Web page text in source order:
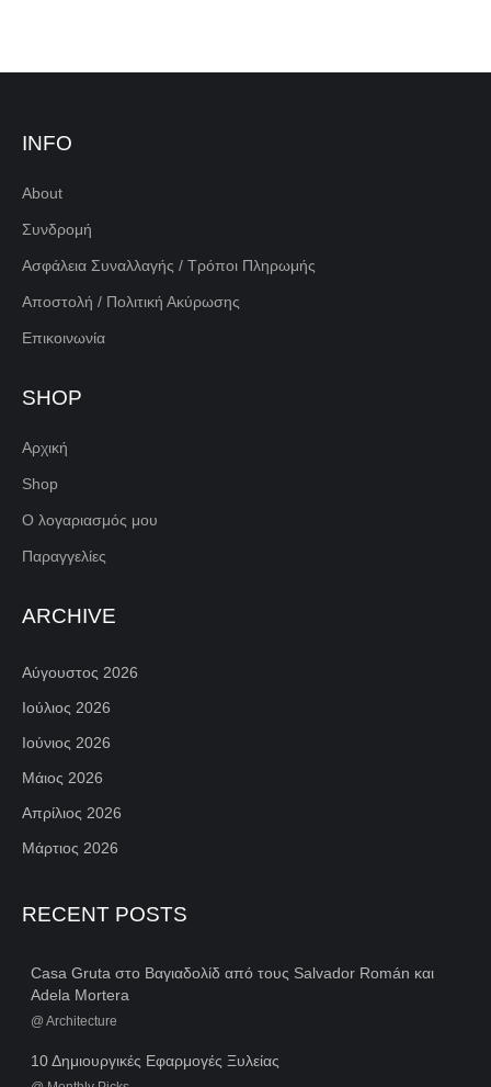
INFO
About
Συνδρομή
Ασφάλεια Συναλλαγής / Τρόποι Πληρωμής
Αποστολή / Πολιτική Ακύρωσης
Επικοινωνία
SHOP
Αρχική
Shop
Ο λογαριασμός μου
Παραγγελίες
ARCHIVE
Αύγουστος 2026
Ιούλιος 2026
Ιούνιος 2026
Μάιος 2026
Απρίλιος 2026
Μάρτιος 2026
RECENT POSTS
Casa Gruta στο Βαγιαδολίδ από τους Salvador Román και
Adela Mortera
@ Architecture
10 Δημιουργικές Εφαρμογές Ξυλείας